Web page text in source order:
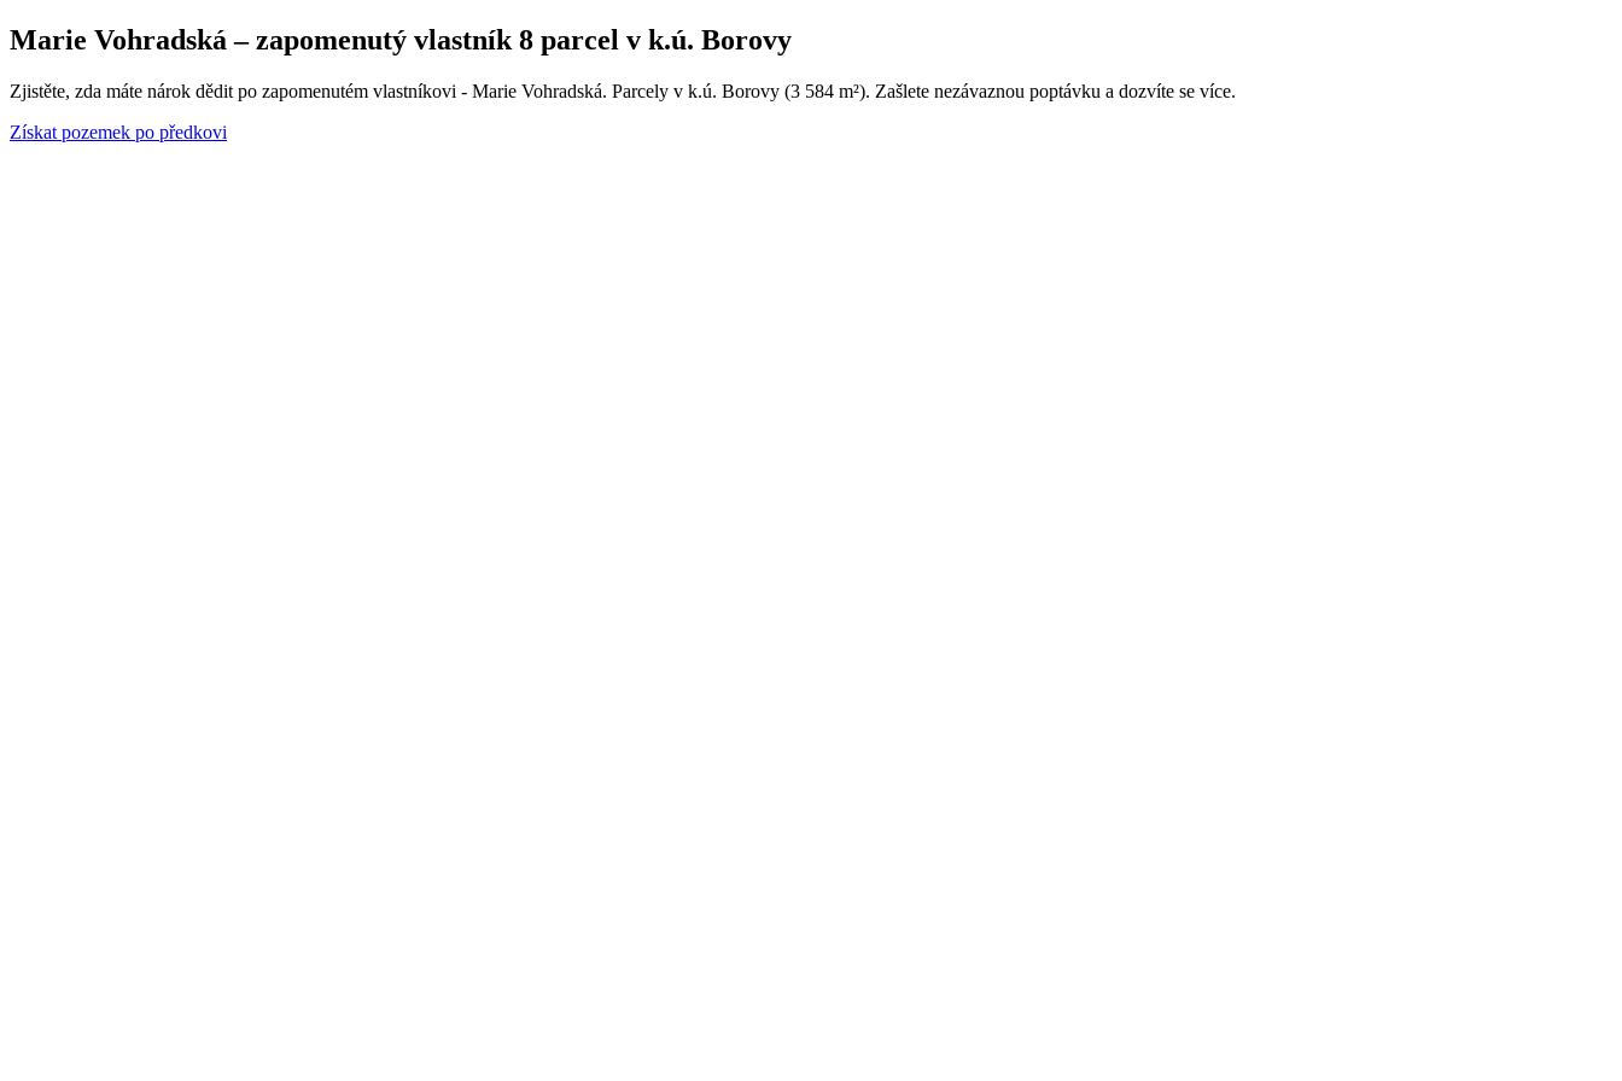
Marie Vohradská – zapomenutý vlastník 8 parcel v k.ú. Borovy
Zjistěte, zda máte nárok dědit po zapomenutém vlastníkovi - Marie Vohradská. Parcely v k.ú. Borovy (3 584 m²). Zašlete nezávaznou poptávku a dozvíte se více.
Získat pozemek po předkovi